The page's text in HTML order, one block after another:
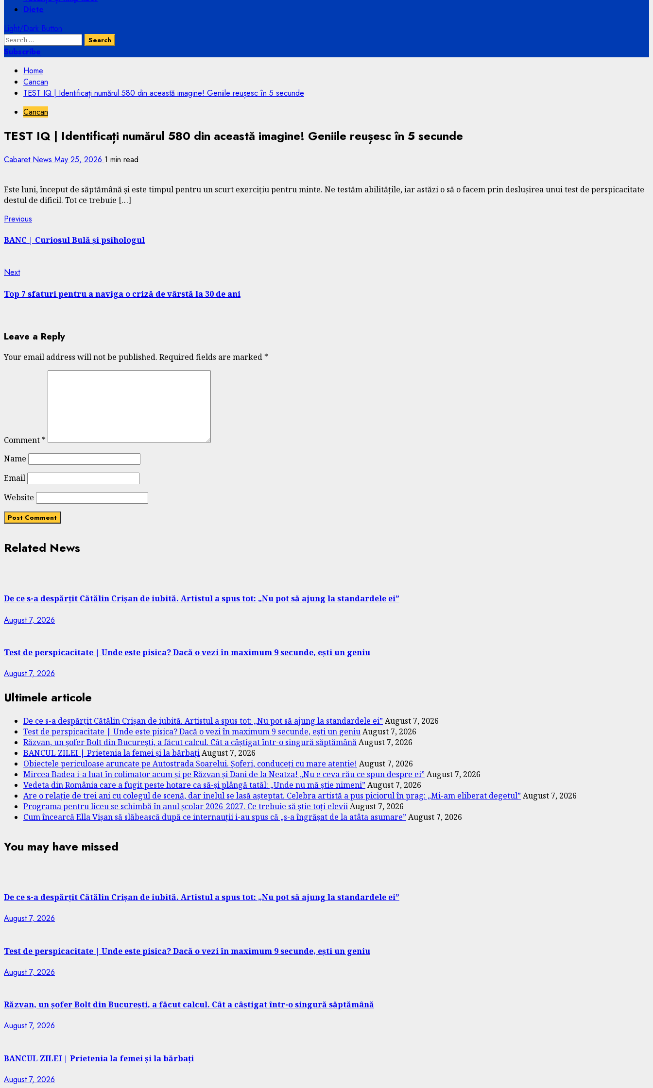
Diete
Light/Dark Button
Search
for:
Subscribe
Home
Cancan
TEST IQ | Identificați numărul 580 din această imagine! Geniile reușesc în 5 secunde
Cancan
TEST IQ | Identificați numărul 580 din această imagine! Geniile reușesc în 5 secunde
Cabaret News May 25, 2026 1 min read
Este luni, început de săptămână și este timpul pentru un scurt exercițiu pentru minte. Ne testăm abilitățile, iar astăzi o să o facem prin deslușirea unui test de perspicacitate
destul de dificil. Tot ce trebuie […]
Continue
Reading
Previous
BANC | Curiosul Bulă și psihologul
NextNext
Top 7 sfaturi pentru a naviga o criză de vârstă la 30 de ani
Leave a Reply
Your email address will not be published. Required fields are marked *
Comment *
Name
Email
Website
Related News
De ce s-a despărțit Cătălin Crișan de iubită. Artistul a spus tot: „Nu pot să ajung la standardele ei”
August 7, 2026
Test de perspicacitate | Unde este pisica? Dacă o vezi în maximum 9 secunde, ești un geniu
August 7, 2026
Ultimele articole
De ce s-a despărțit Cătălin Crișan de iubită. Artistul a spus tot: „Nu pot să ajung la standardele ei”August 7, 2026
Test de perspicacitate | Unde este pisica? Dacă o vezi în maximum 9 secunde, ești un geniuAugust 7, 2026
Răzvan, un șofer Bolt din București, a făcut calcul. Cât a câștigat într-o singură săptămânăAugust 7, 2026
BANCUL ZILEI | Prietenia la femei și la bărbațiAugust 7, 2026
Obiectele periculoase aruncate pe Autostrada Soarelui. Șoferi, conduceți cu mare atenție! August 7, 2026
Mircea Badea i-a luat în colimator acum și pe Răzvan și Dani de la Neatza! „Nu e ceva rău ce spun despre ei”August 7, 2026
Vedeta din România care a fugit peste hotare ca să-și plângă tatăl: „Unde nu mă știe nimeni”August 7, 2026
Are o relație de trei ani cu colegul de scenă, dar inelul se lasă așteptat. Celebra artistă a pus piciorul în prag: „Mi-am eliberat degetul”August 7, 2026
Programa pentru liceu se schimbă în anul școlar 2026-2027. Ce trebuie să știe toți eleviiAugust 7, 2026
Cum încearcă Ella Vișan să slăbească după ce internauții i-au spus că „s-a îngrășat de la atâta asumare”August 7, 2026
You may have missed
De ce s-a despărțit Cătălin Crișan de iubită. Artistul a spus tot: „Nu pot să ajung la standardele ei”
August 7, 2026
Test de perspicacitate | Unde este pisica? Dacă o vezi în maximum 9 secunde, ești un geniu
August 7, 2026
Răzvan, un șofer Bolt din București, a făcut calcul. Cât a câștigat într-o singură săptămână
August 7, 2026
BANCUL ZILEI | Prietenia la femei și la bărbați
August 7, 2026